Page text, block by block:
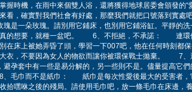
握時機，在雨中來個雙人浴，還將獲得地球居委會頒發
看，確實對我們社會有好處，那麼我們就把口號落到實
一朵玫瑰。請別用它鋪床，也別用它鋪浴缸。平靜的洗
真的想要，就種一盆吧。 6、不拒絕，不承諾： 連環
在床上被她弄昏了頭，學習一下007吧，他在任何時刻都
大衣，不要因為女人的物欲而讓你被環保戰士拋棄。
孕套中有一些是易分解的，另一些則不是。儘量提高它
毛巾而不是紙巾： 紙巾是每次性愛後最大的受害者，
拾嘿咻之後的殘局。請使用毛巾吧，放一條毛巾在床邊